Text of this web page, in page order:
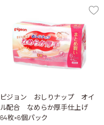
ピジョン おしりナップ オイ
ル配合 なめらか厚手仕上げ
64枚×6個パック